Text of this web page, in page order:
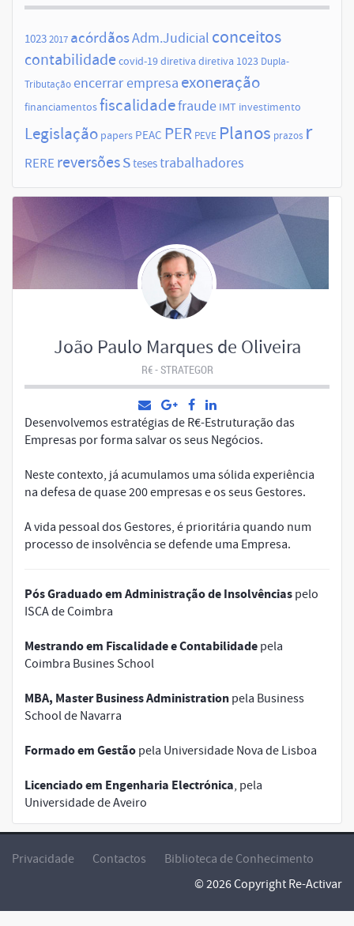
10232017 acórdãosAdm.Judicial conceitos
contabilidade covid-19diretiva diretiva 1023 Dupla-
Tributaçãoencerrar empresa exoneração
financiamentosfiscalidadefraude IMT investimento
Legislação papers PEAC PER PEVE Planos prazos r
RERE reversõesstesestrabalhadores
João Paulo Marques de Oliveira
R€ - STRATEGOR
Desenvolvemos estratégias de R€-Estruturação das
Empresas por forma salvar os seus Negócios.
Neste contexto, já acumulamos uma sólida experiência
na defesa de quase 200 empresas e os seus Gestores.
A vida pessoal dos Gestores, é prioritária quando num
processo de insolvência se defende uma Empresa.
Pós Graduado em Administração de Insolvências pelo
ISCA de Coimbra
Mestrando em Fiscalidade e Contabilidade pela
Coimbra Busines School
MBA, Master Business Administration pela Business
School de Navarra
Formado em Gestão pela Universidade Nova de Lisboa
Licenciado em Engenharia Electrónica, pela
Universidade de Aveiro
Privacidade Contactos
Biblioteca de Conhecimento
© 2026 Copyright Re-Activar